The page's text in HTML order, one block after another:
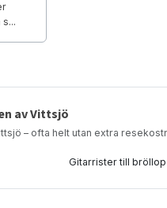
av Vittsjö
– ofta helt utan extra
Gitarrister till